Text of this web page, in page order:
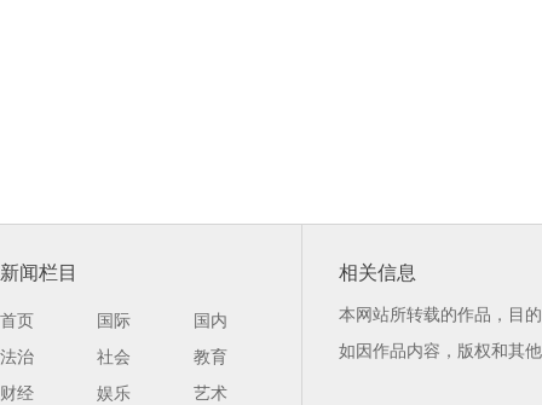
新闻栏目
首页 国际
国内
法治
社会
教育
财经
娱乐
艺术
相关信息
本网站所转载的作品，目
如因作品内容，版权和其